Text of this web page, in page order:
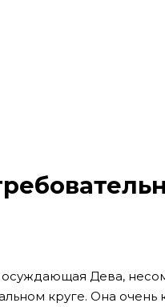
Дева,
круге. Она очень